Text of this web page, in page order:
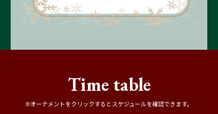
Time table
※オーナメントをクリックするとスケジュールを確認できます。